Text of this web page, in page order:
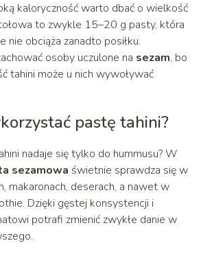
kaloryczność warto dbać o wielkość
to zwykle 15–20 g pasty, która
nie obciąża zanadto posiłku.
osoby uczulone na sezam, bo
tahini może u nich wywoływać
pastę tahini?
nadaje się tylko do hummusu? W
sezamowa świetnie sprawdza się w
makaronach, deserach, a nawet w
Dzięki gęstej konsystencji i
potrafi zmienić zwykłe danie w